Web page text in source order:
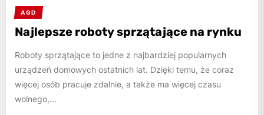
AGD
Najlepsze roboty sprzątające na rynku
Roboty sprzątające to jedne z najbardziej popularnych
urządzeń domowych ostatnich lat. Dzięki temu, że coraz
więcej osób pracuje zdalnie, a także ma więcej czasu
wolnego,...